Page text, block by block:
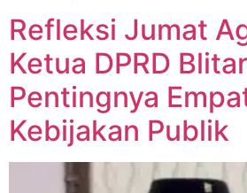
Refleksi Jumat
Ketua DPRD
Pentingnya
Kebijakan Publik